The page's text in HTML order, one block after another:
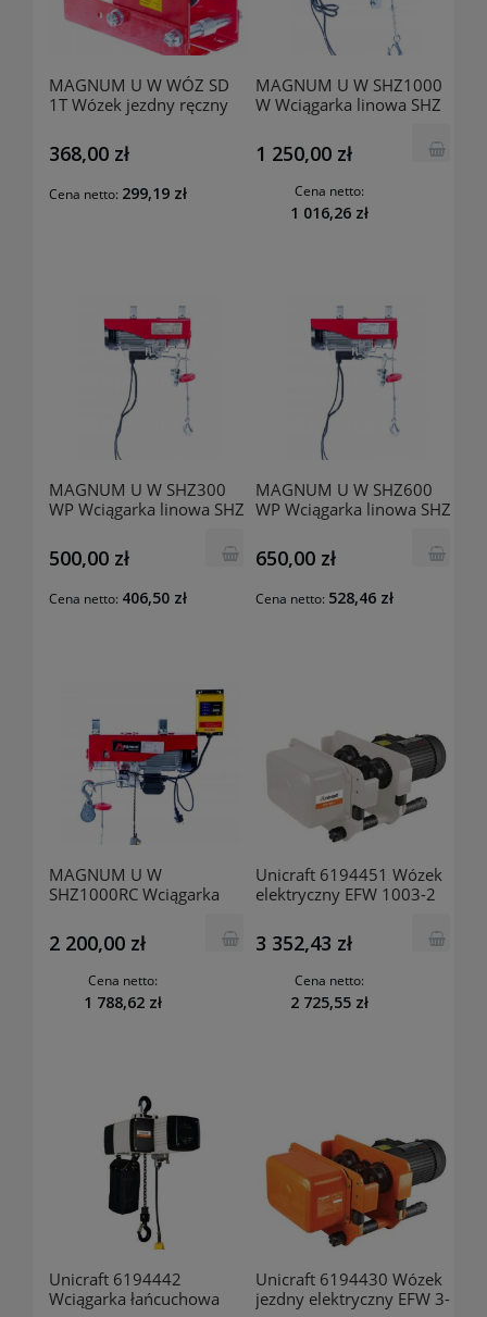
MAGNUM U W WÓZ SD
1T Wózek jezdny ręczny
368,00 zł
Cena netto: 299,19 zł
MAGNUM U W SHZ1000
W Wciągarka linowa SHZ
1 250,00 zł
Cena netto:
1 016,26 zł
MAGNUM U W SHZ300
WP Wciągarka linowa SHZ
500,00 zł
Cena netto: 406,50 zł
MAGNUM U W SHZ600
WP Wciągarka linowa SHZ
650,00 zł
Cena netto: 528,46 zł
MAGNUM U W
SHZ1000RC Wciągarka
2 200,00 zł
Cena netto:
1 788,62 zł
Unicraft 6194451 Wózek
elektryczny EFW 1003-2
3 352,43 zł
Cena netto:
2 725,55 zł
Unicraft 6194442
Wciągarka łańcuchowa
Unicraft 6194430 Wózek
jezdny elektryczny EFW 3-